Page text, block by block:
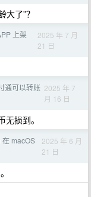
了”？
上架
2025 年 7 月
21 日
通可以转账 2025 年 7
月 16 日
损到。
在 macOS
2025 年 6 月
21 日